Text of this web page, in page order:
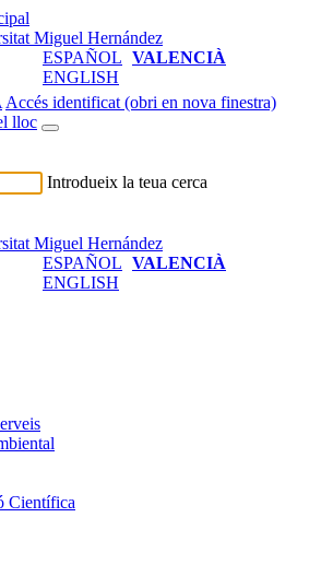
ESPAÑOL VALENCIÀ
ENGLISH
Accés identificat (obri en nova finestra)
lloc
Introdueix la teua cerca
ESPAÑOL VALENCIÀ
ENGLISH
Científica